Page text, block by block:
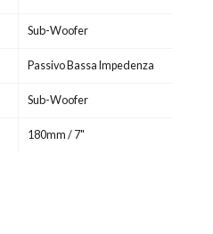
Sub-Woofer
Passivo Bassa Impedenza
Sub-Woofer
180mm / 7"